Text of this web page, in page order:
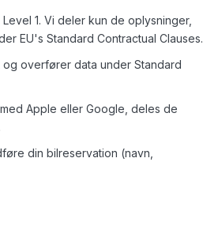
1. Vi deler kun de oplysninger,
EU's Standard Contractual Clauses.
overfører data under Standard
Apple eller Google, deles de
din bilreservation (navn,